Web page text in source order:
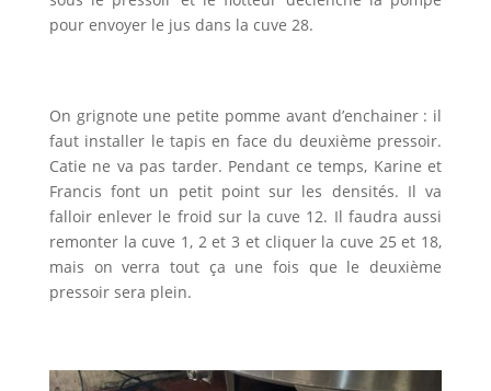
pour envoyer le jus dans la cuve 28.
On grignote une petite pomme avant d’enchainer : il
faut installer le tapis en face du deuxième pressoir.
Catie ne va pas tarder. Pendant ce temps, Karine et
Francis font un petit point sur les densités. Il va
falloir enlever le froid sur la cuve 12. Il faudra aussi
remonter la cuve 1, 2 et 3 et cliquer la cuve 25 et 18,
mais on verra tout ça une fois que le deuxième
pressoir sera plein.